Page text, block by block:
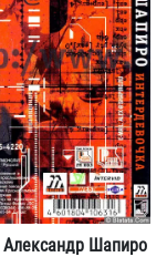
Александр Шапиро